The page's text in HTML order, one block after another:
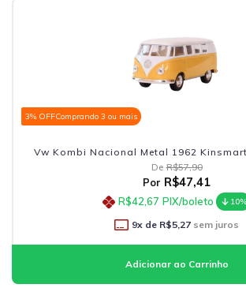
3% OFFComprando 3 ou mais
Vw Kombi Nacional Metal 1962
De R$57,90
Por R$47,41
R$42,67 PIX/boleto 10%
9x de R$5,27 sem juros